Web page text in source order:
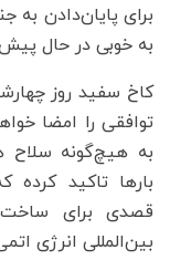
برای پایان‌دادن به
به خوبی در حال
کاخ سفید روز
توافقی را امضا
به هیچ‌گونه
بارها تاکید
قصدی برای
بین‌المللی انرژی